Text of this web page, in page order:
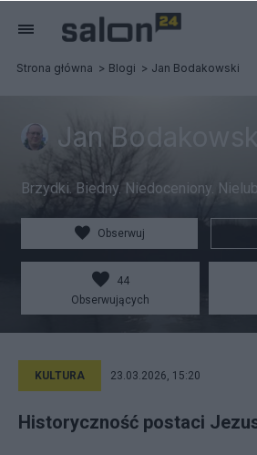
Strona główna Blogi Jan Bodakowski
Jan Bodakowski
Brzydki. Biedny. Niedoceniony.
Obserwuj
44
Obserwujących
KULTURA 23.03.2026, 15:20
Historyczność postaci